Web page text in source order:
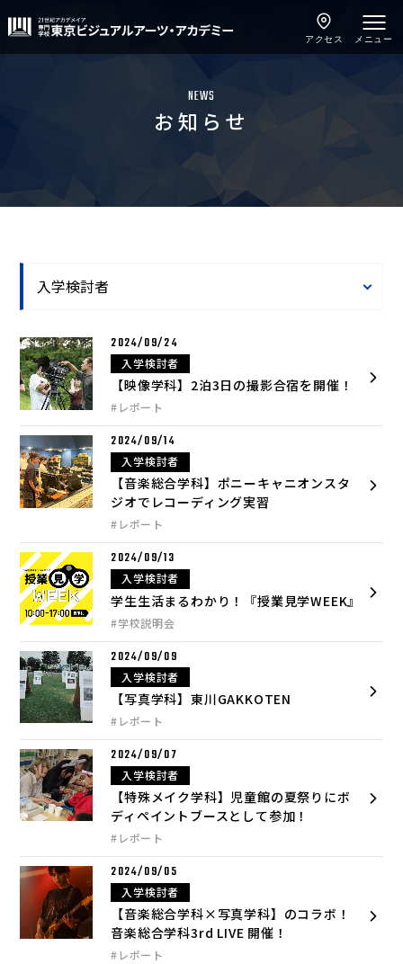
メニュー
アクセス
NEWS
お知らせ
2024/09/24
入学検討者
【映像学科】2泊3日の撮影合宿を開催！
#レポート
2024/09/14
入学検討者
【音楽総合学科】ポニーキャニオンスタ
ジオでレコーディング実習
#レポート
2024/09/13
入学検討者
学生生活まるわかり！『授業見学WEEK』
#学校説明会
2024/09/09
入学検討者
【写真学科】東川GAKKOTEN
#レポート
2024/09/07
入学検討者
【特殊メイク学科】児童館の夏祭りにボ
ディペイントブースとして参加！
#レポート
2024/09/05
入学検討者
【音楽総合学科×写真学科】のコラボ！
音楽総合学科3rd LIVE 開催！
#レポート